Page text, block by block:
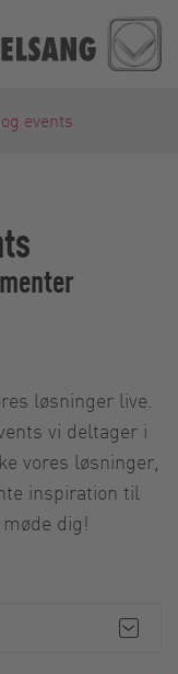
events
løsninger live.
vi deltager i
vores løsninger,
inspiration til
dig!